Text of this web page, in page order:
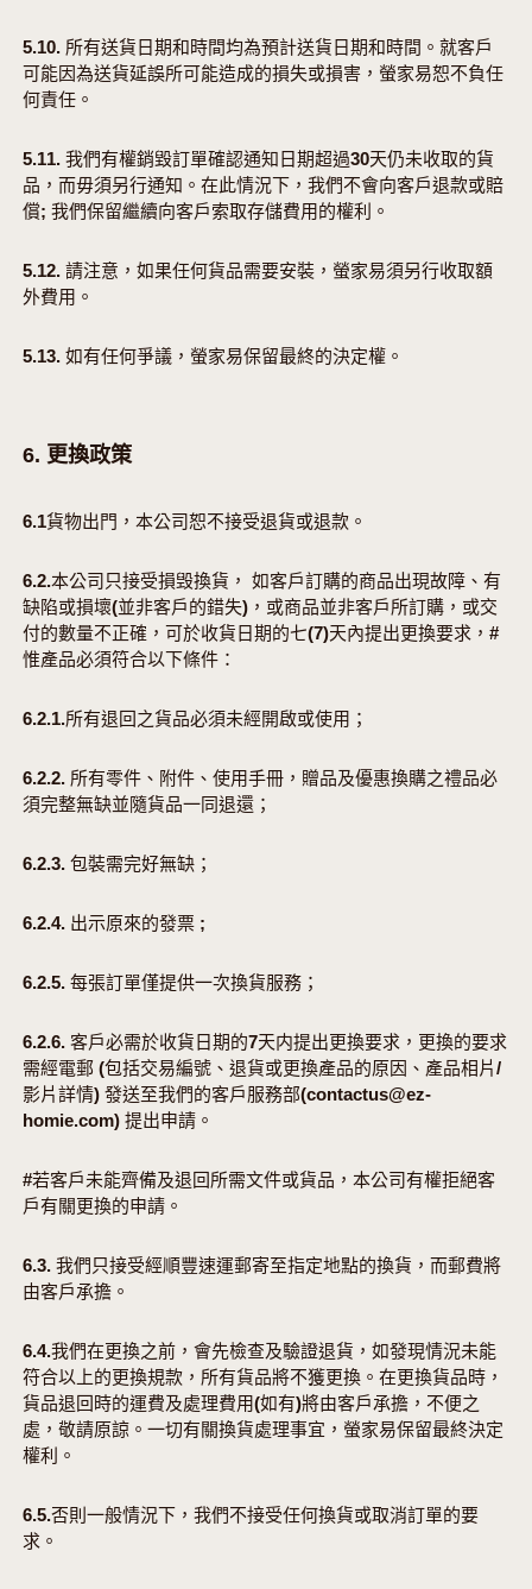
5.10. 所有送貨日期和時間均為預計送貨日期和時間。就客戶
可能因為送貨延誤所可能造成的損失或損害，螢家易恕不負任
何責任。
5.11. 我們有權銷毀訂單確認通知日期超過30天仍未收取的貨
品，而毋須另行通知。在此情況下，我們不會向客戶退款或賠
償; 我們保留繼續向客戶索取存儲費用的權利。
5.12. 請注意，如果任何貨品需要安裝，螢家易須另行收取額
外費用。
5.13. 如有任何爭議，螢家易保留最終的決定權。
6. 更換政策
6.1貨物出門，本公司恕不接受退貨或退款。
6.2.本公司只接受損毁換貨， 如客戶訂購的商品出現故障、有
缺陷或損壞(並非客戶的錯失)，或商品並非客戶所訂購，或交
付的數量不正確，可於收貨日期的七(7)天內提出更換要求，#
惟產品必須符合以下條件：
6.2.1.所有退回之貨品必須未經開啟或使用；
6.2.2. 所有零件、附件、使用手冊，贈品及優惠換購之禮品必
須完整無缺並隨貨品一同退還；
6.2.3. 包裝需完好無缺；
6.2.4. 出示原來的發票 ;
6.2.5. 每張訂單僅提供一次換貨服務；
6.2.6. 客戶必需於收貨日期的7天内提出更換要求，更換的要求
需經電郵 (包括交易編號、退貨或更換產品的原因、產品相片/
影片詳情) 發送至我們的客戶服務部(contactus@ez-
homie.com) 提出申請。
#若客戶未能齊備及退回所需文件或貨品，本公司有權拒絕客
戶有關更換的申請。
6.3. 我們只接受經順豐速運郵寄至指定地點的換貨，而郵費將
由客戶承擔。
6.4.我們在更換之前，會先檢查及驗證退貨，如發現情況未能
符合以上的更換規款，所有貨品將不獲更換。在更換貨品時，
貨品退回時的運費及處理費用(如有)將由客戶承擔，不便之
處，敬請原諒。一切有關換貨處理事宜，螢家易保留最終決定
權利。
6.5.否則一般情況下，我們不接受任何換貨或取消訂單的要
求。